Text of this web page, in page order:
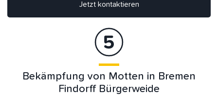
Jetzt kontaktieren
Bekämpfung von Motten in Bremen
Findorff Bürgerweide